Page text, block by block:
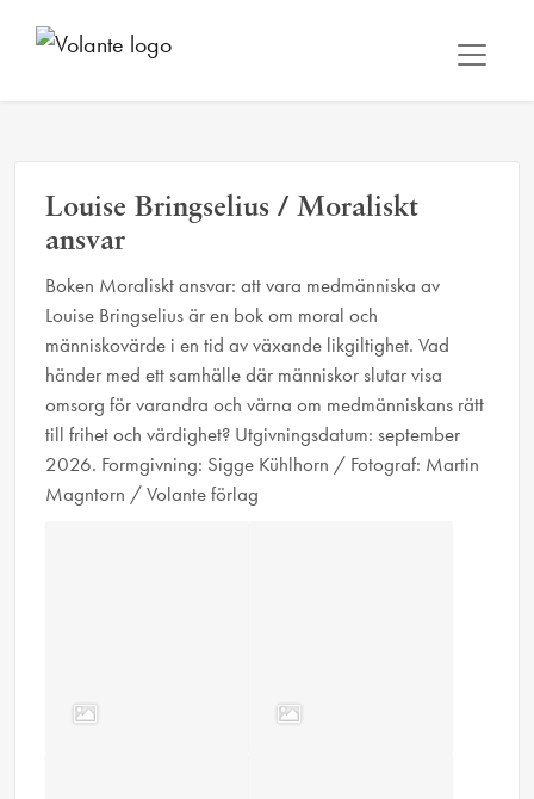
Louise Bringselius / Moraliskt
ansvar
Boken Moraliskt ansvar: att vara medmänniska av
Louise Bringselius är en bok om moral och
människovärde i en tid av växande likgiltighet. Vad
händer med ett samhälle där människor slutar visa
omsorg för varandra och värna om medmänniskans rätt
till frihet och värdighet? Utgivningsdatum: september
2026. Formgivning: Sigge Kühlhorn / Fotograf: Martin
Magntorn / Volante förlag